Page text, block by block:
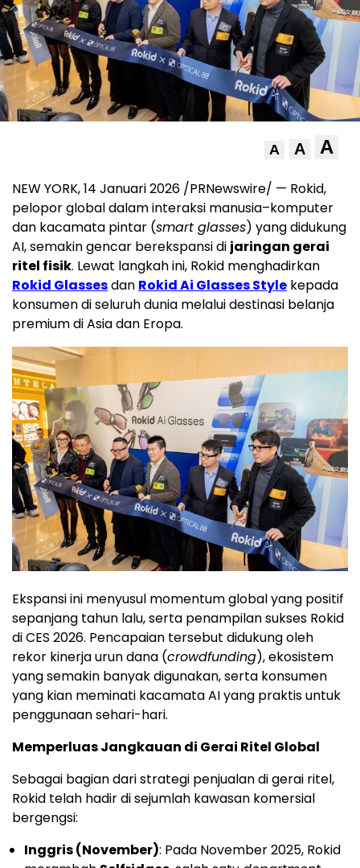
A A A
NEW YORK, 14 Januari 2026 /PRNewswire/ — Rokid,
pelopor global dalam interaksi manusia–komputer
dan kacamata pintar (smart glasses) yang didukung
AI, semakin gencar berekspansi di jaringan gerai
ritel fisik. Lewat langkah ini, Rokid menghadirkan
Rokid Glassesdan Rokid Ai Glasses Style kepada
konsumen di seluruh dunia melalui destinasi belanja
premium di Asia dan Eropa.
Ekspansi ini menyusul momentum global yang positif
sepanjang tahun lalu, serta penampilan sukses Rokid
di CES 2026. Pencapaian tersebut didukung oleh
rekor kinerja urun dana (crowdfunding), ekosistem
yang semakin banyak digunakan, serta konsumen
yang kian meminati kacamata AI yang praktis untuk
penggunaan sehari-hari.
Memperluas Jangkauan di Gerai Ritel Global
Sebagai bagian dari strategi penjualan di gerai ritel,
Rokid telah hadir di sejumlah kawasan komersial
bergengsi:
Inggris (November): Pada November 2025, Rokid